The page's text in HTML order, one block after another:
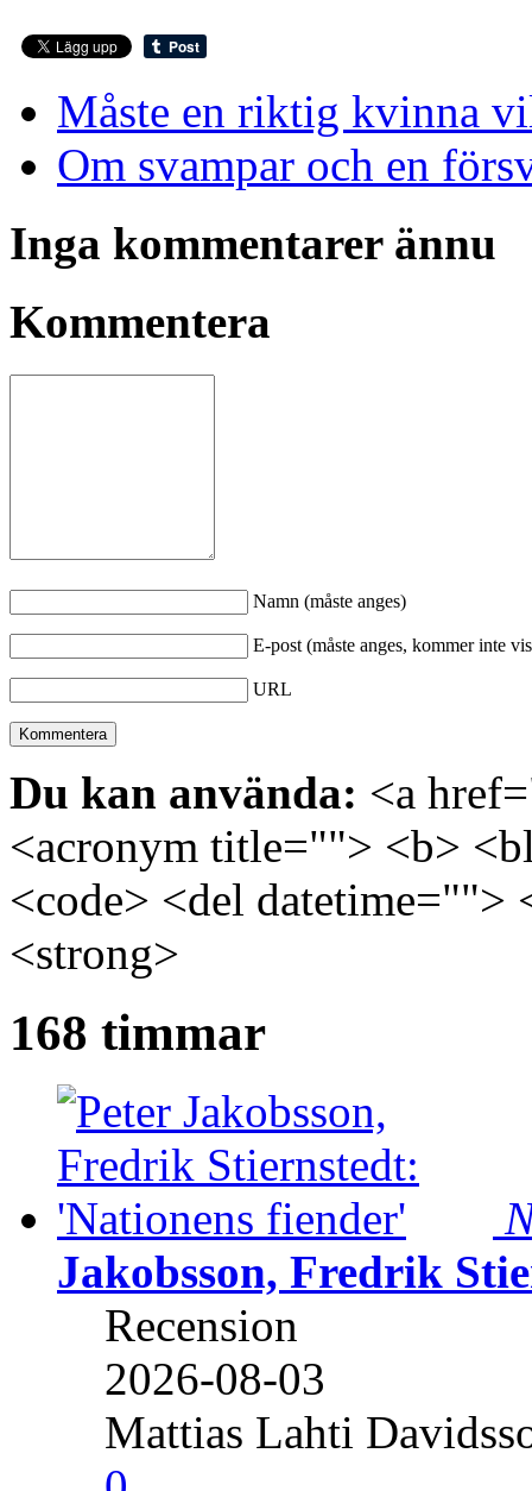
Måste en riktig kvinna
Om svampar och en
Inga kommentarer ännu
Kommentera
Namn (måste anges)
E-post (måste anges, kommer inte
URL
Du kan använda: <a
<acronym title=""> <b>
<code> <del
<strong>
168 timmar
Jakobsson, Fredrik
Recension
2026-08-03
Mattias Lahti